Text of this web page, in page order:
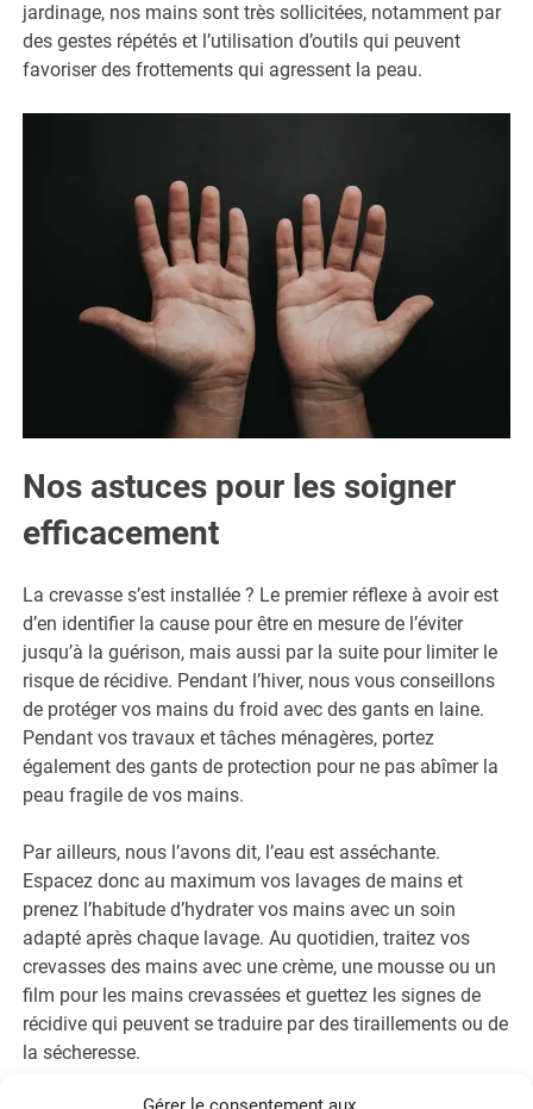
jardinage, nos mains sont très sollicitées, notamment par
des gestes répétés et l’utilisation d’outils qui peuvent
favoriser des frottements qui agressent la peau.
Nos astuces pour les soigner
efficacement
La crevasse s’est installée ? Le premier réflexe à avoir est
d’en identifier la cause pour être en mesure de l’éviter
jusqu’à la guérison, mais aussi par la suite pour limiter le
risque de récidive. Pendant l’hiver, nous vous conseillons
de protéger vos mains du froid avec des gants en laine.
Pendant vos travaux et tâches ménagères, portez
également des gants de protection pour ne pas abîmer la
peau fragile de vos mains.
Par ailleurs, nous l’avons dit, l’eau est asséchante.
Espacez donc au maximum vos lavages de mains et
prenez l’habitude d’hydrater vos mains avec un soin
adapté après chaque lavage. Au quotidien, traitez vos
crevasses des mains avec une crème, une mousse ou un
film pour les mains crevassées et guettez les signes de
récidive qui peuvent se traduire par des tiraillements ou de
la sécheresse.